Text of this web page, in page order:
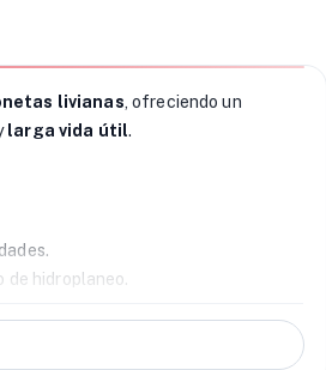
livianas, ofreciendo un
larga vida útil.
de hidroplaneo.